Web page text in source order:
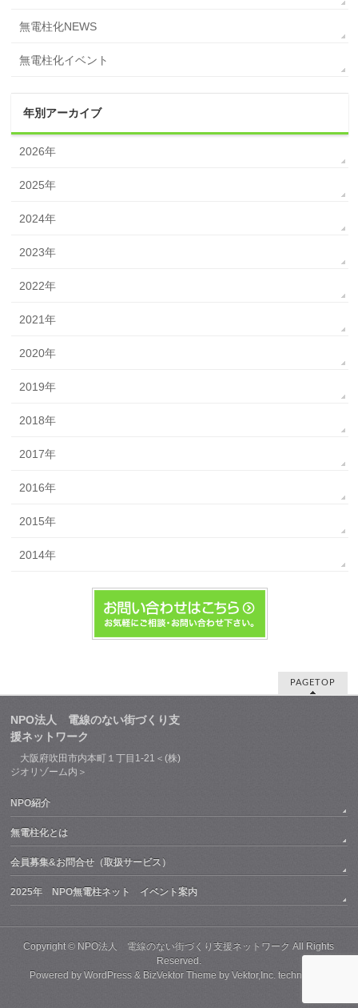
無電柱化NEWS
無電柱化イベント
年別アーカイブ
2026年
2025年
2024年
2023年
2022年
2021年
2020年
2019年
2018年
2017年
2016年
2015年
2014年
PAGETOP
NPO法人 電線のない街づくり支
援ネットワーク
大阪府吹田市内本町１丁目1-21＜(株)
ジオリゾーム内＞
NPO紹介
無電柱化とは
会員募集&お問合せ（取扱サービス）
2025年 NPO無電柱ネット イベント案内
Copyright © NPO法人 電線のない街づくり支援ネットワーク All Rights
Reserved.
Powered byWordPress & BizVektor Theme byVektor,Inc. technology.